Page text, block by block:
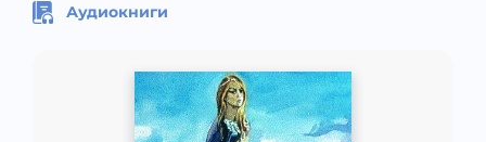
Аудиокниги